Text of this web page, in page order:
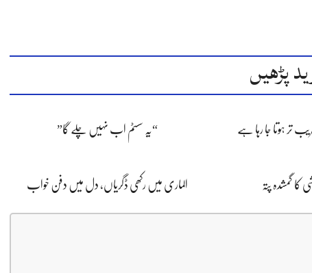
پڑھیں
تر ہوتا جا رہا ہے “یہ سسٹم اب نہیں چلے گا”
کا گمشدہ پتہ الماری میں رکھی ڈگریاں، دل میں دفن خواب